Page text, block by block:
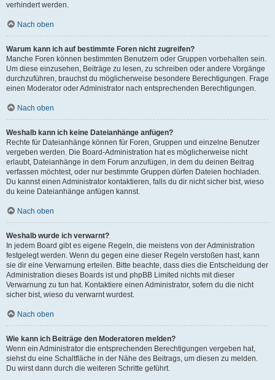
verhindert werden.
Nach oben
Warum kann ich auf bestimmte Foren nicht zugreifen?
Manche Foren können bestimmten Benutzern oder Gruppen vorbehalten sein.
Um diese einzusehen, Beiträge zu lesen, zu schreiben oder andere Vorgänge
durchzuführen, brauchst du möglicherweise besondere Berechtigungen. Frage
einen Moderator oder Administrator nach entsprechenden Berechtigungen.
Nach oben
Weshalb kann ich keine Dateianhänge anfügen?
Rechte für Dateianhänge können für Foren, Gruppen und einzelne Benutzer
vergeben werden. Die Board-Administration hat es möglicherweise nicht
erlaubt, Dateianhänge in dem Forum anzufügen, in dem du deinen Beitrag
verfassen möchtest, oder nur bestimmte Gruppen dürfen Dateien hochladen.
Du kannst einen Administrator kontaktieren, falls du dir nicht sicher bist, wieso
du keine Dateianhänge anfügen kannst.
Nach oben
Weshalb wurde ich verwarnt?
In jedem Board gibt es eigene Regeln, die meistens von der Administration
festgelegt werden. Wenn du gegen eine dieser Regeln verstoßen hast, kann
sie dir eine Verwarnung erteilen. Bitte beachte, dass dies die Entscheidung der
Administration dieses Boards ist und phpBB Limited nichts mit dieser
Verwarnung zu tun hat. Kontaktiere einen Administrator, sofern du die nicht
sicher bist, wieso du verwarnt wurdest.
Nach oben
Wie kann ich Beiträge den Moderatoren melden?
Wenn ein Administrator die entsprechenden Berechtigungen vergeben hat,
siehst du eine Schaltfläche in der Nähe des Beitrags, um diesen zu melden.
Du wirst dann durch die weiteren Schritte geführt.